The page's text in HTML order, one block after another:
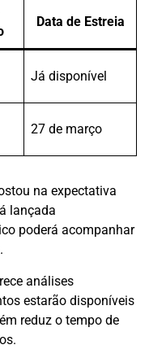
Data de Estreia
Já disponível
27 de março
na expectativa
lançada
poderá acompanhar
análises
estarão disponíveis
reduz o tempo de